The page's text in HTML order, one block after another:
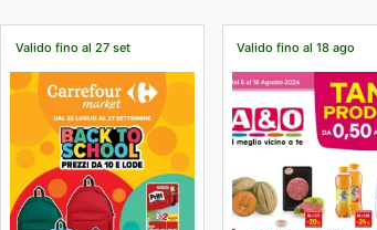
Valido fino al 27 set Valido fino al 18 ago